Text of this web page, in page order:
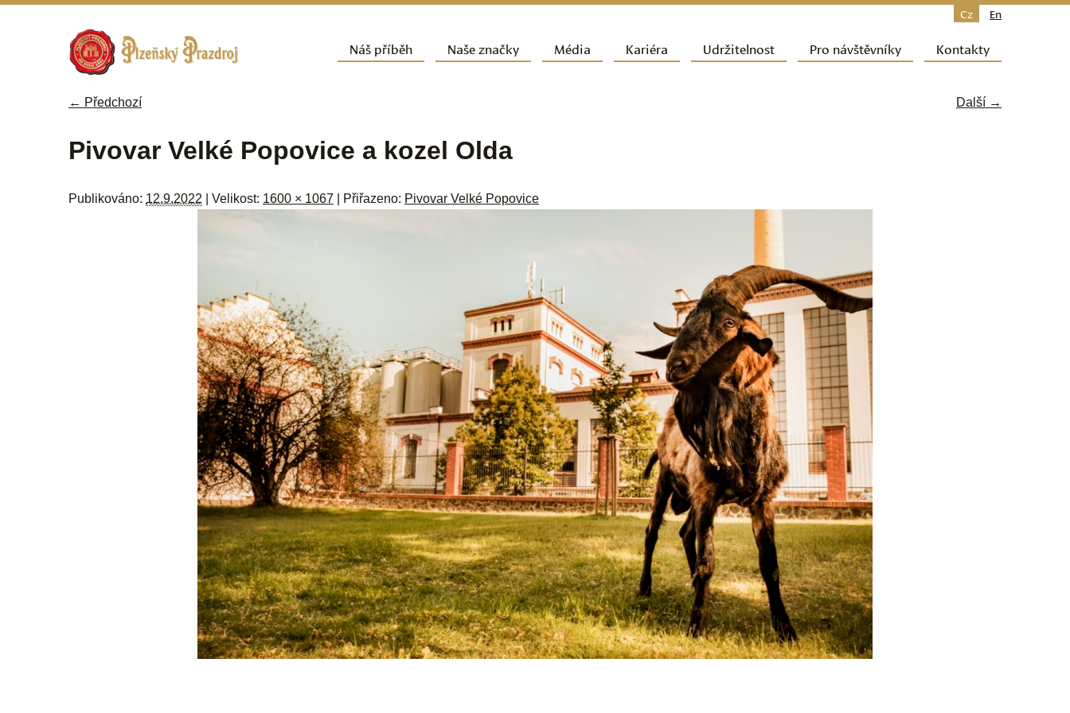
Cz En
Hlavní navigační menu
Přejít k hlavnímu obsahu webu
Náš příběh Naše značky Média Kariéra Udržitelnost Pro návštěvníky Kontakty
← Předchozí Další →
Pivovar Velké Popovice a kozel Olda
Publikováno: 12.9.2022 | Velikost: 1600 × 1067 | Přiřazeno: Pivovar Velké Popovice